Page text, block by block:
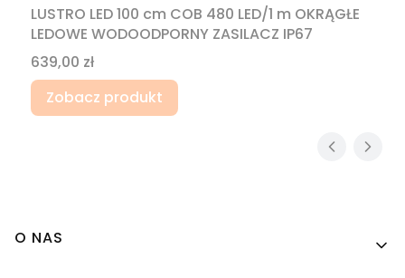
LUSTRO LED 100 cm COB 480 LED/1 m OKRĄGŁE
LEDOWE WODOODPORNY ZASILACZ IP67
Cena
639,00 zł
Zobacz produkt
Linki w stopce
O NAS